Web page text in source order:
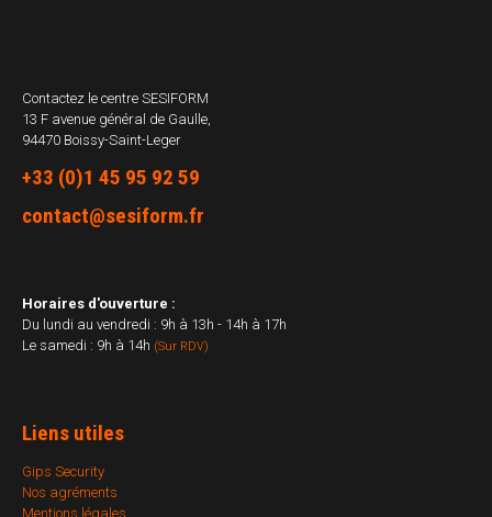
Contactez le centre SESIFORM
13 F avenue général de Gaulle,
94470 Boissy-Saint-Leger
+33 (0)1 45 95 92 59
contact@sesiform.fr
Horaires d'ouverture :
Du lundi au vendredi : 9h à 13h - 14h à 17h
Le samedi : 9h à 14h (Sur RDV)
Liens utiles
Gips Security
Nos agréments
Mentions légales